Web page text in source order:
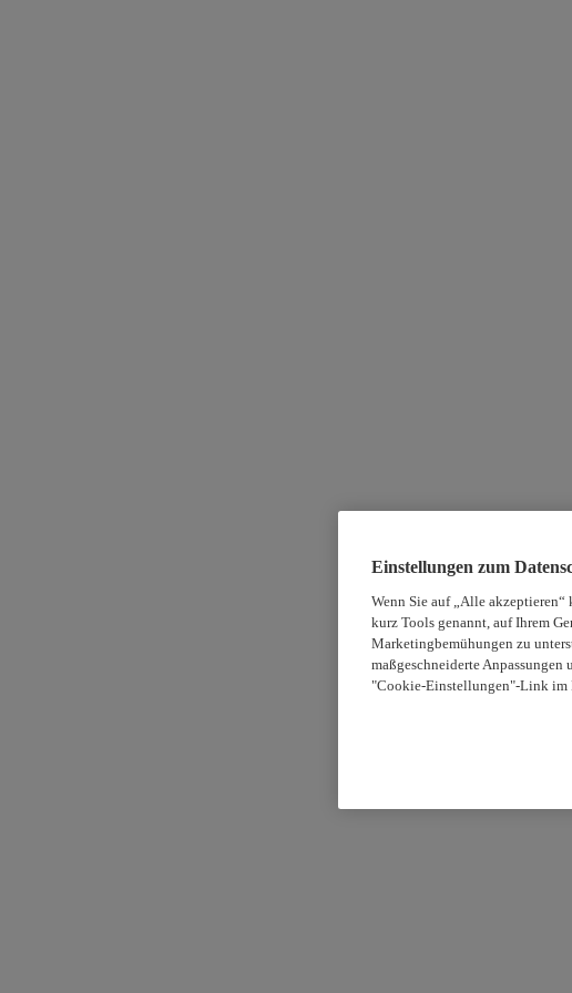
Einstellungen zum
Wenn Sie auf „Alle
kurz Tools genannt, auf Ihrem
Marketingbemühungen zu
maßgeschneiderte
"Cookie-Einstellungen"-Link im